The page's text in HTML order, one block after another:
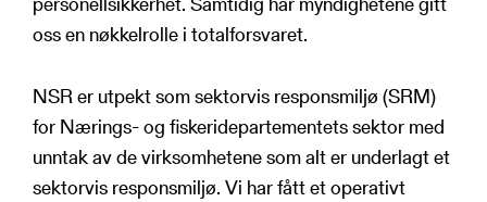
oss en nøkkelrolle i totalforsvaret.
NSR er utpekt som sektorvis responsmiljø (SRM)
for Nærings- og fiskeridepartementets sektor med
unntak av de virksomhetene som alt er underlagt et
sektorvis responsmiljø. Vi har fått et operativt